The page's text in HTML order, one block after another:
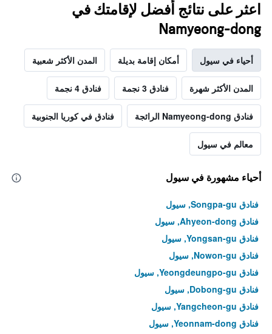
اعثر على نتائج أفضل لإقامتك في
Namyeong-dong
أحياء في سيول أمكان إقامة بديلة المدن الأكثر شعبية
المدن الأكثر شهرة فنادق 3 نجمة فنادق 4 نجمة
فنادق Namyeong-dong الرائجة فنادق في كوريا الجنوبية
معالم في سيول
أحياء مشهورة في سيول
فنادق Songpa-gu, سيول
فنادق Ahyeon-dong, سيول
فنادق Yongsan-gu, سيول
فنادق Nowon-gu, سيول
فنادق Yeongdeungpo-gu, سيول
فنادق Dobong-gu, سيول
فنادق Yangcheon-gu, سيول
فنادق Yeonnam-dong, سيول